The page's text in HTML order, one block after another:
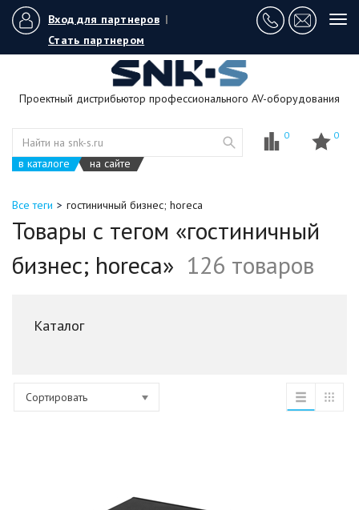
Вход для партнеров |
Стать партнером
Проектный дистрибьютор профессионального AV-оборудования
в каталоге на сайте
0 0
Все теги гостиничный бизнес; horeca
Товары с тегом «гостиничный
бизнес; horeca» 126 товаров
Каталог
Сортировать